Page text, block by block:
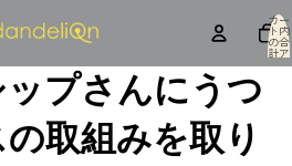
カー
ト内
の合
計ア
イテ
プさんにうつ
取組みを取り